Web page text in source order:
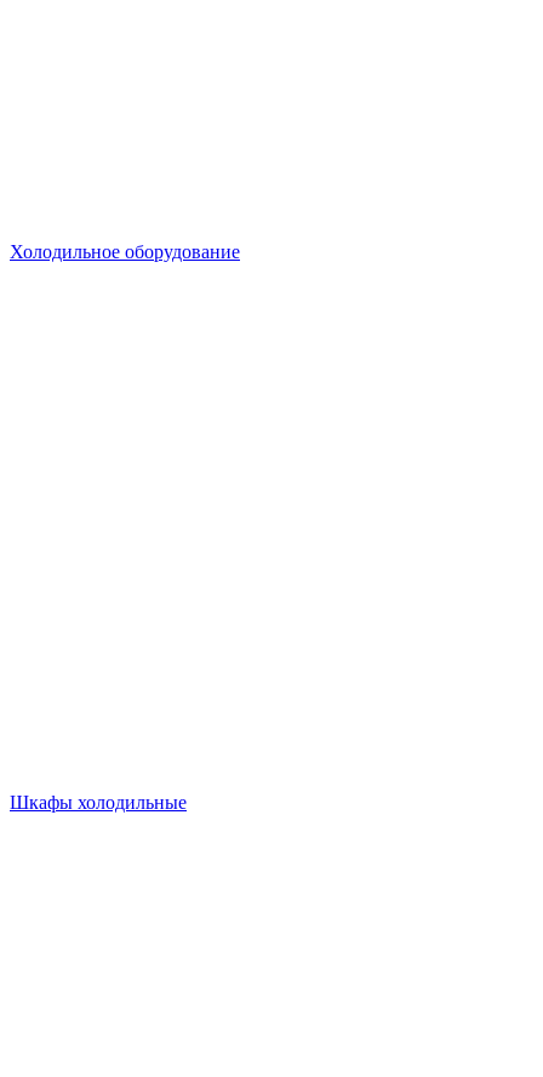
Холодильное оборудование
Шкафы холодильные